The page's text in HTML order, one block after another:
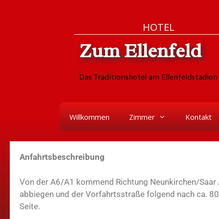
HOTEL
Zum Ellenfeld
Das Traditionshotel am Ellenfeldstadion
Willkommen Zimmer Kontakt
Anfahrtsbeschreibung
Von der A6/A1 kommend Richtung Neunkirchen/
abbiegen und der Vorfahrtsstraße folgend nach ca.
Seite.